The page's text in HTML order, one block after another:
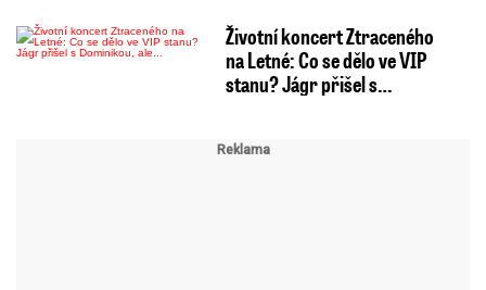
Životní koncert Ztraceného
na Letné: Co se dělo ve VIP
stanu? Jágr přišel s…